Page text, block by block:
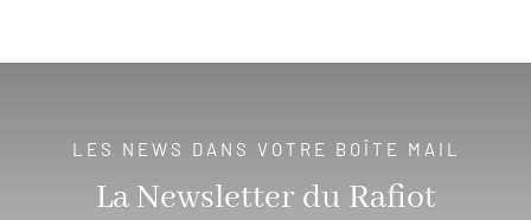
LES NEWS DANS VOTRE BOÎTE MAIL
La Newsletter du Rafiot